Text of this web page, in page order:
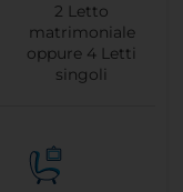
2 Letto
matrimoniale
oppure 4 Letti
singoli